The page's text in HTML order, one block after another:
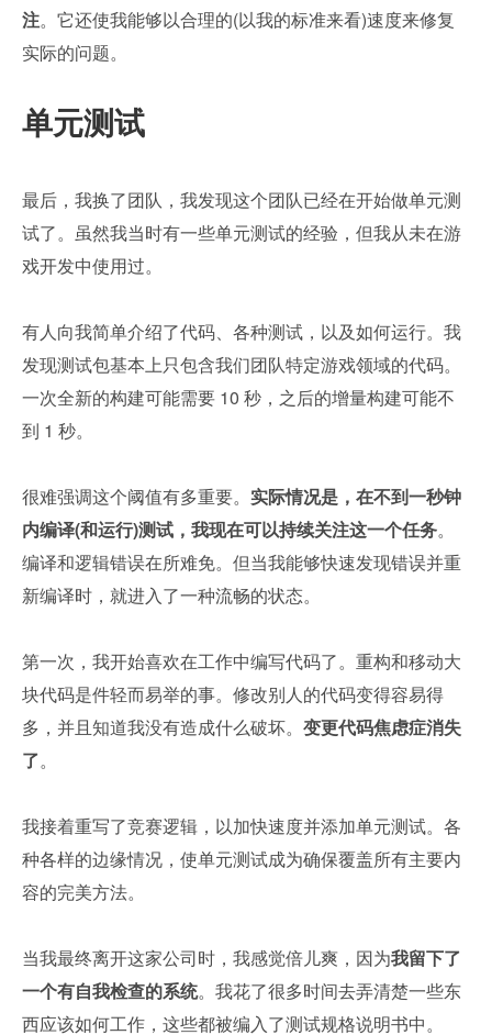
注。它还使我能够以合理的(以我的标准来看)速度来修复
实际的问题。
单元测试
最后，我换了团队，我发现这个团队已经在开始做单元测
试了。虽然我当时有一些单元测试的经验，但我从未在游
戏开发中使用过。
有人向我简单介绍了代码、各种测试，以及如何运行。我
发现测试包基本上只包含我们团队特定游戏领域的代码。
一次全新的构建可能需要 10 秒，之后的增量构建可能不
到 1 秒。
很难强调这个阈值有多重要。 实际情况是，在不到一秒钟
内编译(和运行)测试，我现在可以持续关注这一个任务。
编译和逻辑错误在所难免。但当我能够快速发现错误并重
新编译时，就进入了一种流畅的状态。
第一次，我开始喜欢在工作中编写代码了。重构和移动大
块代码是件轻而易举的事。修改别人的代码变得容易得
多，并且知道我没有造成什么破坏。 变更代码焦虑症消失
了。
我接着重写了竞赛逻辑，以加快速度并添加单元测试。各
种各样的边缘情况，使单元测试成为确保覆盖所有主要内
容的完美方法。
当我最终离开这家公司时，我感觉倍儿爽，因为我留下了
一个有自我检查的系统。我花了很多时间去弄清楚一些东
西应该如何工作，这些都被编入了测试规格说明书中。